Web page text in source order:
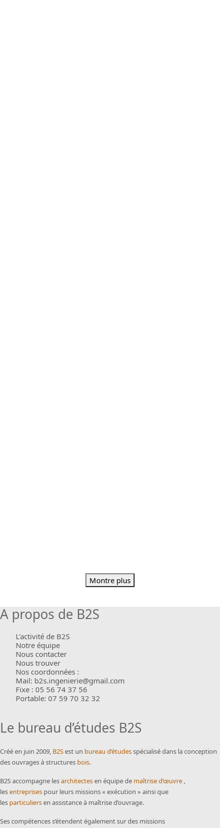
Montre plus
A propos de B2S
L’activité de B2S
Notre équipe
Nous contacter
Nous trouver
Nos coordonnées :
Mail: b2s.ingenierie@gmail.com
Fixe : 05 56 74 37 56
Portable: 07 59 70 32 32
Le bureau d’études B2S
Créé en juin 2009, B2Sest un bureau d’étudesspécialisé dans la conception
des ouvrages à structures bois.
B2S accompagne lesarchitectesen équipe de maîtrise d’œuvre ,
lesentreprises pour leurs missions « exécution » ainsi que
les particuliersen assistance à maîtrise d’ouvrage.
Ses compétences s’étendent également sur des missions